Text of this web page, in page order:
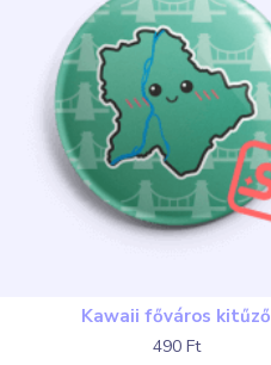
Kawaii főváros kitűző
490 Ft